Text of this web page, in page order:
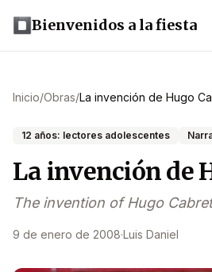
Bienvenidos a la fiesta
Inicio/Obras/La invención de Hugo
12 años: lectores adolescentes
La invención de
The invention of Hugo Cabret
9 de enero de 2008·Luis Daniel